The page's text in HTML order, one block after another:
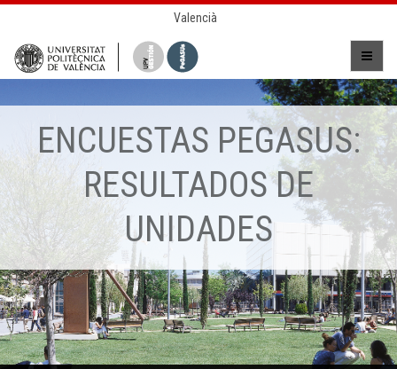
Valencià
ENCUESTAS PEGASUS:
RESULTADOS DE
UNIDADES